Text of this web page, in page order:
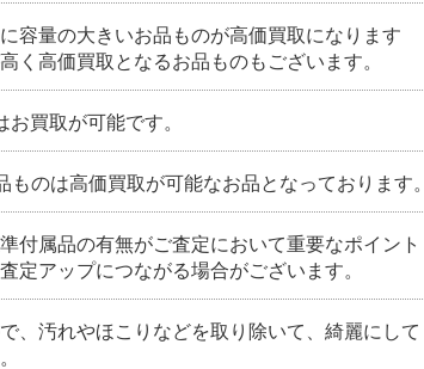
容量の大きいお品ものが高価買取になります
く高価買取となるお品ものもございます。
買取が可能です。
のは高価買取が可能なお品となっております。
付属品の有無がご査定において重要なポイント
定アップにつながる場合がございます。
、汚れやほこりなどを取り除いて、綺麗にして